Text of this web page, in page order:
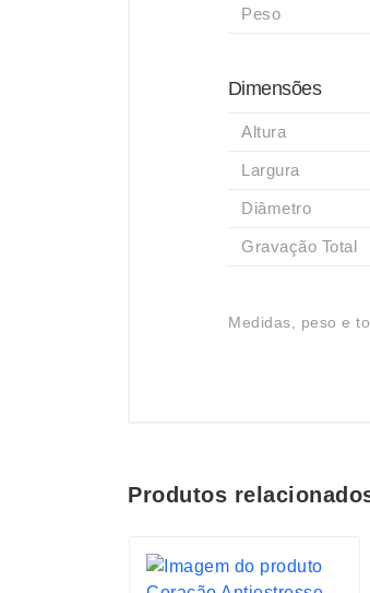
Peso
Dimensões
Altura
Largura
Diâmetro
Gravação Total
Medidas, peso e
Produtos